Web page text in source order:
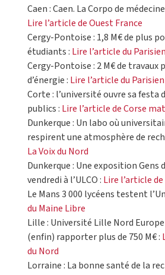
Caen : Caen. La Corpo de
Lire l’article de Ouest France
Cergy-Pontoise : 1,8 M€ de plus
étudiants : Lire l’article du Parisien
Cergy-Pontoise : 2 M€ de travaux
d’énergie : Lire l’article du Parisien
Corte : l’université ouvre sa festa
publics : Lire l’article de Corse
Dunkerque : Un labo où
respirent une atmosphère de
La Voix du Nord
Dunkerque : Une exposition Gens
vendredi à l’ULCO : Lire l’article
Le Mans 3 000 lycéens testent
du Maine Libre
Lille : Université Lille Nord
(enfin) rapporter plus de 750 M€ :
du Nord
Lorraine : La bonne santé de la